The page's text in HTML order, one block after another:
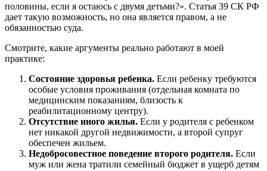
половины, если я остаюсь с двумя детьми?». Статья 39 СК РФ
дает такую возможность, но она является правом, а не
обязанностью суда.
Смотрите, какие аргументы реально работают в моей
практике:
Состояние здоровья ребенка. Если ребенку требуются
особые условия проживания (отдельная комната по
медицинским показаниям, близость к
реабилитационному центру).
Отсутствие иного жилья. Если у родителя с ребенком
нет никакой другой недвижимости, а второй супруг
обеспечен жильем.
Недобросовестное поведение второго родителя. Если
муж или жена тратили семейный бюджет в ущерб детям